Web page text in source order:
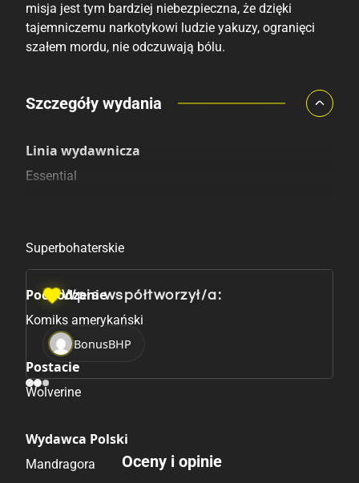
misja jest tym bardziej niebezpieczna, że dzięki
tajemniczemu narkotykowi ludzie yakuzy, ogranięci
szałem mordu, nie odczuwają bólu.
Porównaj ceny
Szczegóły wydania
Linia wydawnicza
Essential
Superbohaterskie
Pochodzenie
Komiks amerykański
Postacie
Wolverine
Wydawca Polski
Mandragora
Wpis współtworzył/a:
BonusBHP
Oceny i opinie